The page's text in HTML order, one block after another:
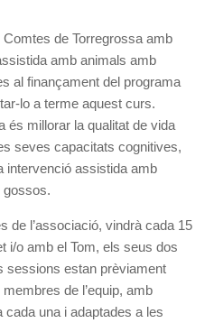
de Torregrossa amb
amb animals amb
al finançament del programa
lo a terme aquest curs.
és millorar la qualitat de vida
seves capacitats cognitives,
intervenció assistida amb
gossos.
de l’associació, vindrà cada 15
i/o amb el Tom, els seus dos
sessions estan prèviament
de l’equip, amb
una i adaptades a les